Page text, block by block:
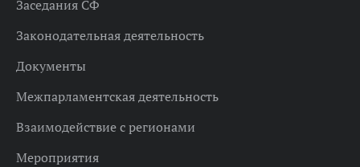
Заседания СФ
Законодательная деятельность
Документы
Межпарламентская деятельность
Взаимодействие с регионами
Мероприятия